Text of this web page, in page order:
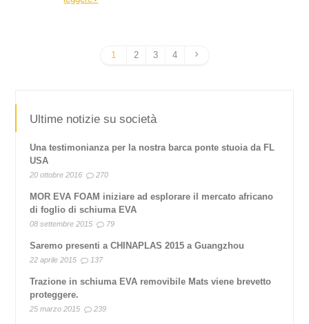
1 2 3 4
Ultime notizie su società
Una testimonianza per la nostra barca ponte stuoia da FL
USA
20 ottobre 2016 270
MOR EVA FOAM iniziare ad esplorare il mercato africano
di foglio di schiuma EVA
08 settembre 2015 79
Saremo presenti a CHINAPLAS 2015 a Guangzhou
22 aprile 2015 137
Trazione in schiuma EVA removibile Mats viene brevetto
proteggere.
25 marzo 2015 239